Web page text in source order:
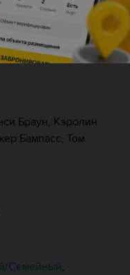
Браун, Кэролин
Бампасс, Том
Семейный,